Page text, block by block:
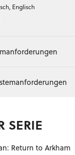
Englisch
SERIE
Return to Arkham